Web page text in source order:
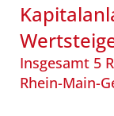
Insgesamt 5
Rhein-Main-